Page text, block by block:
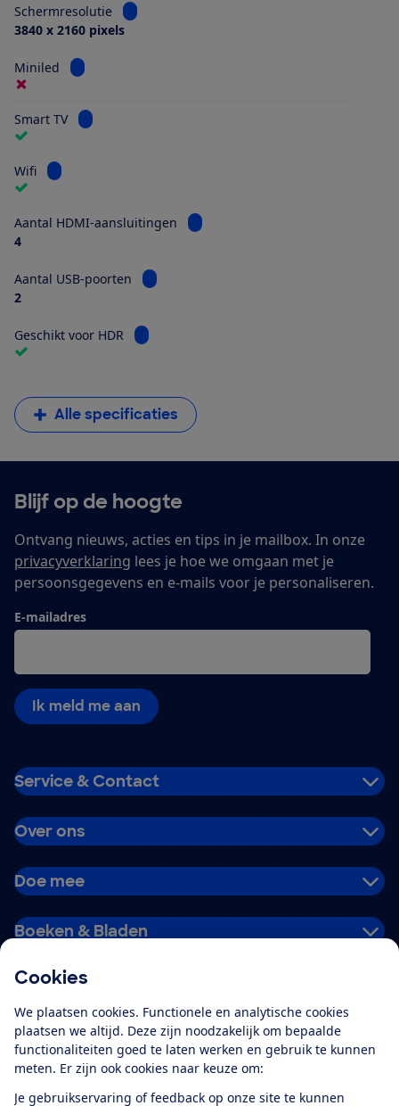
Cookies
We plaatsen cookies. Functionele en analytische cookies
plaatsen we altijd. Deze zijn noodzakelijk om bepaalde
functionaliteiten goed te laten werken en gebruik te kunnen
meten. Er zijn ook cookies naar keuze om:
Je gebruikservaring of feedback op onze site te kunnen
Schermresolutie
Bekijk informatie voor Schermresolutie
3840 x 2160 pixels
Miniled Bekijk informatie voor Miniled
Smart TV Bekijk informatie voor Smart TV
Wifi Bekijk informatie voor Wifi
Aantal HDMI-aansluitingen
Bekijk informatie voor Aantal
4
Aantal USB-poorten
Bekijk informatie voor Aantal USB-poorten
2
Geschikt voor HDR Bekijk informatie voor Geschikt voor HDR
Alle specificaties
Blijf op de hoogte
Ontvang nieuws, acties en tips in je mailbox. In onze
privacyverklaring lees je hoe we omgaan met je
persoonsgegevens en e-mails voor je personaliseren.
E-mailadres
Ik meld me aan
Service & Contact
Over ons
Doe mee
Boeken & Bladen
Alles over de